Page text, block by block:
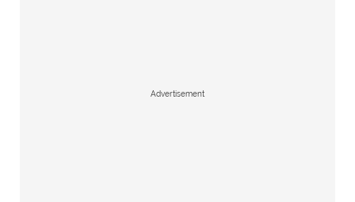
Advertisement